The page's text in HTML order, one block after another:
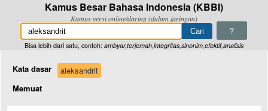
Kamus Besar Bahasa Indonesia (KBBI)
Kamus versi online/daring (dalam jaringan)
?
Bisa lebih dari satu, contoh: ambyar,terjemah,integritas,sinonim,efektif,analisis
Kata dasar
aleksandrit
Memuat